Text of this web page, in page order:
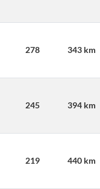
278 343 km
245 394 km
219 440 km